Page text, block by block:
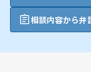
相談内容から弁